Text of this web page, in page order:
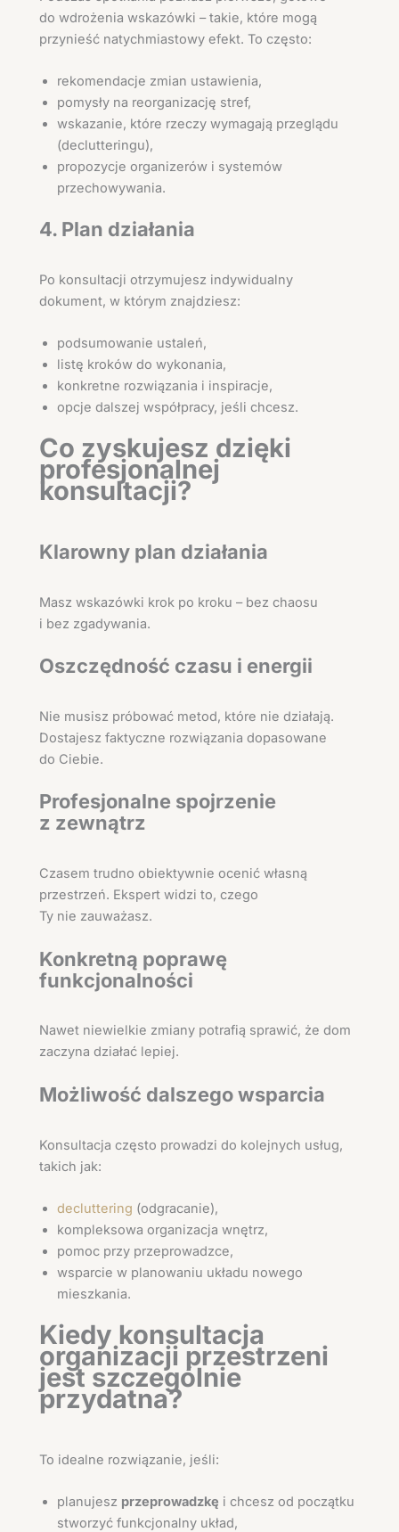
do wdrożenia wskazówki – takie, które mogą
przynieść natychmiastowy efekt. To często:
rekomendacje zmian ustawienia,
pomysły na reorganizację stref,
wskazanie, które rzeczy wymagają przeglądu
(declutteringu),
propozycje organizerów i systemów
przechowywania.
4. Plan działania
Po konsultacji otrzymujesz indywidualny
dokument, w którym znajdziesz:
podsumowanie ustaleń,
listę kroków do wykonania,
konkretne rozwiązania i inspiracje,
opcje dalszej współpracy, jeśli chcesz.
Co zyskujesz dzięki
profesjonalnej
konsultacji?
Klarowny plan działania
Masz wskazówki krok po kroku – bez chaosu
i bez zgadywania.
Oszczędność czasu i energii
Nie musisz próbować metod, które nie działają.
Dostajesz faktyczne rozwiązania dopasowane
do Ciebie.
Profesjonalne spojrzenie
z zewnątrz
Czasem trudno obiektywnie ocenić własną
przestrzeń. Ekspert widzi to, czego
Ty nie zauważasz.
Konkretną poprawę
funkcjonalności
Nawet niewielkie zmiany potrafią sprawić, że dom
zaczyna działać lepiej.
Możliwość dalszego wsparcia
Konsultacja często prowadzi do kolejnych usług,
takich jak:
decluttering (odgracanie),
kompleksowa organizacja wnętrz,
pomoc przy przeprowadzce,
wsparcie w planowaniu układu nowego
mieszkania.
Kiedy konsultacja
organizacji przestrzeni
jest szczególnie
przydatna?
To idealne rozwiązanie, jeśli:
planujesz przeprowadzkę i chcesz od początku
stworzyć funkcjonalny układ,